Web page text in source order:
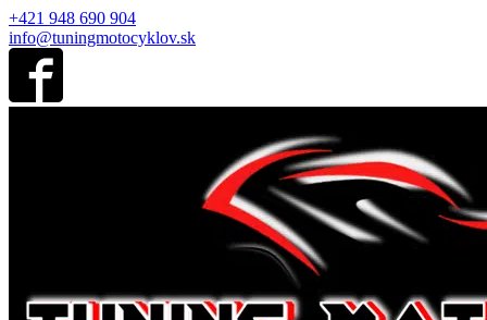
+421 948 690 904
info@tuningmotocyklov.sk